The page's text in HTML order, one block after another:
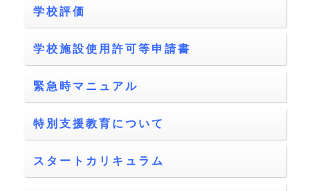
学校評価
学校施設使用許可等申請書
緊急時マニュアル
特別支援教育について
スタートカリキュラム